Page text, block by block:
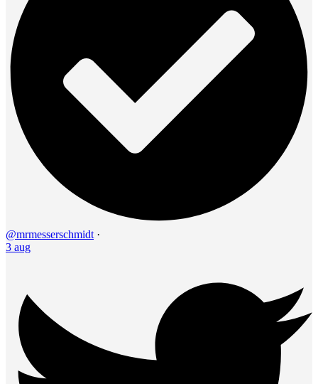
@mrmesserschmidt ·
3 aug